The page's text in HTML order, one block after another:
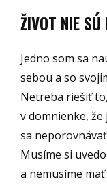
ŽIVOT NIE SÚ
Jedno som sa
sebou a so
Netreba riešiť
v domnienke, že
sa
Musíme si
a nemusíme